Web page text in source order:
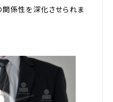
関係性を深化させられま